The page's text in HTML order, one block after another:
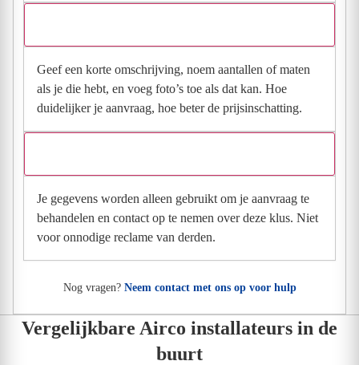
Geef een korte omschrijving, noem aantallen of maten
als je die hebt, en voeg foto’s toe als dat kan. Hoe
duidelijker je aanvraag, hoe beter de prijsinschatting.
Je gegevens worden alleen gebruikt om je aanvraag te
behandelen en contact op te nemen over deze klus. Niet
voor onnodige reclame van derden.
Nog vragen? Neem contact met ons op voor hulp
Vergelijkbare Airco installateurs in de
buurt